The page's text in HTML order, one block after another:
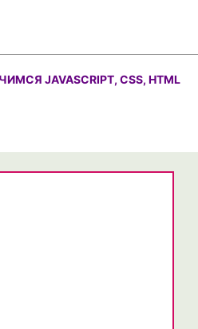
JAVASCRIPT, CSS, HTML